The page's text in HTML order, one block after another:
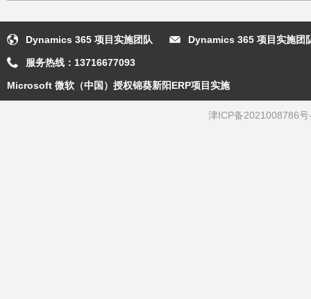
Dynamics 365 项目实施团队 Dynamics 365 项目实施团
服务热线： 13716677093
Microsoft 微软（中国）授权锦葵新阳ERP项目实施
津ICP备2021008786号